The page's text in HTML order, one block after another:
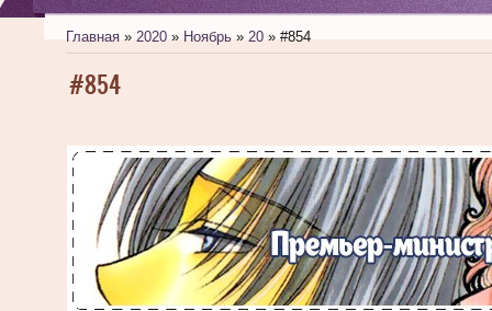
Главная » 2020 » Ноябрь » 20 » #854
#854